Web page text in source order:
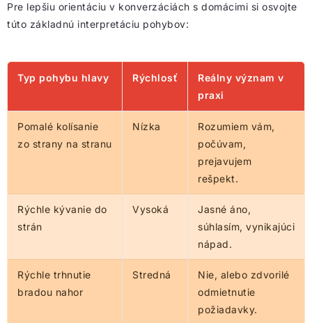
Pre lepšiu orientáciu v konverzáciách s domácimi si osvojte
túto základnú interpretáciu pohybov:
Typ pohybu hlavy Rýchlosť
Reálny význam v
praxi
Pomalé kolísanie
zo strany na stranu
Nízka
Rozumiem vám,
počúvam,
prejavujem
rešpekt.
Rýchle kývanie do
strán
Vysoká
Jasné áno,
súhlasím, vynikajúci
nápad.
Rýchle trhnutie
bradou nahor
Stredná
Nie, alebo zdvorilé
odmietnutie
požiadavky.